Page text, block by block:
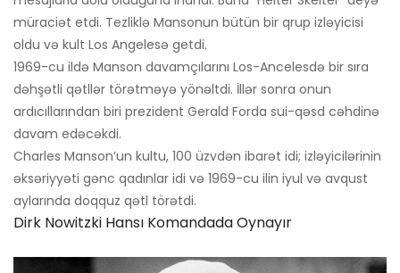
müraciət etdi. Tezliklə Mansonun bütün bir qrup izləyicisi
oldu və kult Los Angelesə getdi.
1969-cu ildə Manson davamçılarını Los-Ancelesdə bir sıra
dəhşətli qətllər törətməyə yönəltdi. İllər sonra onun
ardıcıllarından biri prezident Gerald Forda sui-qəsd cəhdinə
davam edəcəkdi.
Charles Manson’un kultu, 100 üzvdən ibarət idi; izləyicilərinin
əksəriyyəti gənc qadınlar idi və 1969-cu ilin iyul və avqust
aylarında doqquz qətl törətdi.
Dirk Nowitzki Hansı Komandada Oynayır